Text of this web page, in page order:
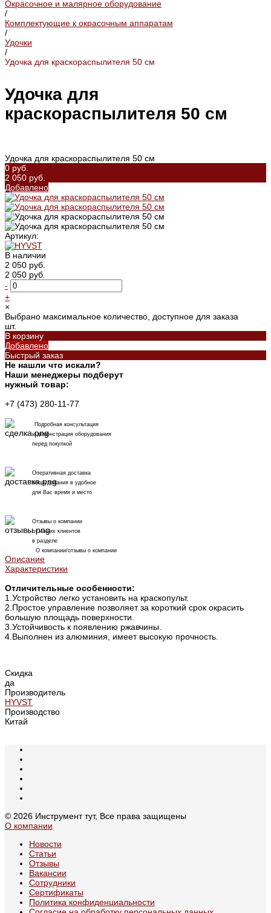
Окрасочное и малярное оборудование
/
Комплектующие к окрасочным аппаратам
/
Удочки
/
Удочка для краскораспылителя 50 см
Удочка для
краскораспылителя 50 см
Удочка для краскораспылителя 50 см
0 руб.
2 050 руб.
Добавлено
Артикул:
В наличии
2 050 руб.
2 050 руб.
-
+
×
Выбрано максимальное количество, доступное для заказа
шт.
В корзину
Добавлено
Быстрый заказ
Не нашли что искали?
Наши менеджеры подберут
нужный товар:
+7 (473) 280-11-77
Подробная консультация
и демонстрация оборудования
перед покупкой
Оперативная доставка
оборудования в удобное
для Вас время и место
Отзывы о компании
от наших клиентов
в разделе
О компании/отзывы о компании
Описание
Характеристики
Отличительные особенности:
1.Устройство легко установить на краскопульт.
2.Простое управление позволяет за короткий срок окрасить
большую площадь поверхности.
3.Устойчивость к появлению ржавчины.
4.Выполнен из алюминия, имеет высокую прочность.
Скидка
да
Производитель
HYVST
Производство
Китай
© 2026 Инструмент тут, Все права защищены
О компании
Новости
Статьи
Отзывы
Вакансии
Сотрудники
Сертификаты
Политика конфиденциальности